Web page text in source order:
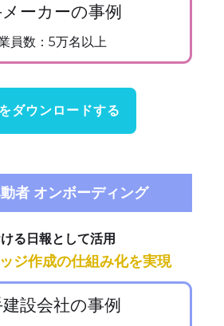
ーカーの事例
員数：5万名以上
ダウンロードする
者 オンボーディング
る日報として活用
ジ作成の仕組み化を実現
設会社の事例